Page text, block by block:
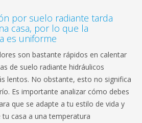
por suelo radiante tarda
casa, por lo que la
es uniforme
son bastante rápidos en calentar
de suelo radiante hidráulicos
lentos. No obstante, esto no significa
Es importante analizar cómo debes
que se adapte a tu estilo de vida y
casa a una temperatura